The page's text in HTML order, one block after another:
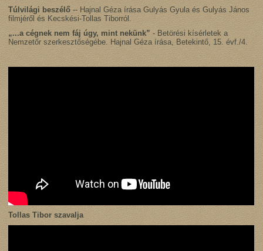
Túlvilági beszélő-- Hajnal Géza írása Gulyás Gyula és Gulyás János
filmjéről és Kecskési-Tollas Tiborról.
„...a cégnek nem fáj úgy, mint nekünk” - Betörési kísérletek a
Nemzetőr szerkesztőségébe. Hajnal Géza írása, Betekintő, 15. évf./4.
Tollas Tibor szavalja